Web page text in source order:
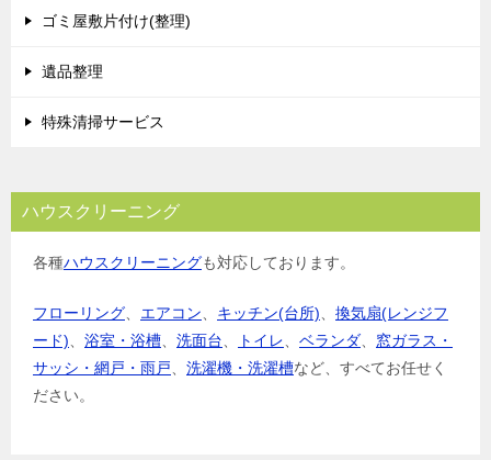
ゴミ屋敷片付け(整理)
遺品整理
特殊清掃サービス
ハウスクリーニング
各種ハウスクリーニングも対応しております。
フローリング エアコン キッチン(台所)
換気扇(レンジフ
ード)
浴室・浴槽 洗面台 トイレ ベランダ
窓ガラス・
サッシ・網戸・雨戸
洗濯機・洗濯槽など、すべてお任せく
ださい。